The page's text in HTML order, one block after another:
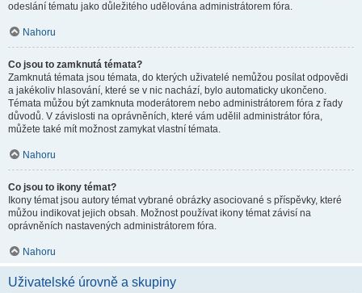
odeslání tématu jako důležitého udělována administrátorem fóra.
Nahoru
Co jsou to zamknutá témata?
Zamknutá témata jsou témata, do kterých uživatelé nemůžou posílat odpovědi
a jakékoliv hlasování, které se v nic nachází, bylo automaticky ukončeno.
Témata můžou být zamknuta moderátorem nebo administrátorem fóra z řady
důvodů. V závislosti na oprávněních, které vám udělil administrátor fóra,
můžete také mít možnost zamykat vlastní témata.
Nahoru
Co jsou to ikony témat?
Ikony témat jsou autory témat vybrané obrázky asociované s příspěvky, které
můžou indikovat jejich obsah. Možnost používat ikony témat závisí na
oprávněních nastavených administrátorem fóra.
Nahoru
Uživatelské úrovně a skupiny